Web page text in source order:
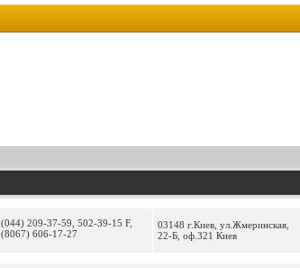
(044) 209-37-59, 502-39-15 F,
(8067) 606-17-27
03148 г.Киев, ул.Жмеринская,
22-Б, оф.321 Киев